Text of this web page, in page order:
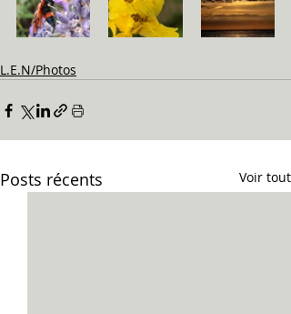
L.E.N/Photos
Posts récents Voir tout